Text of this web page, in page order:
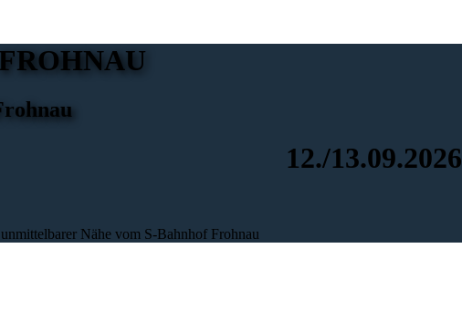
12./13.09.2026
Nähe vom S-Bahnhof Frohnau